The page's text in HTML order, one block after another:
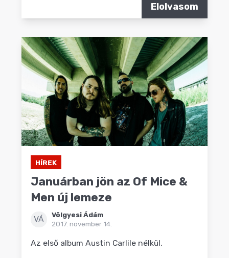
Elolvasom
HÍREK
Januárban jön az Of Mice &
Men új lemeze
VÁ
Völgyesi Ádám
2017. november 14.
Az első album Austin Carlile nélkül.